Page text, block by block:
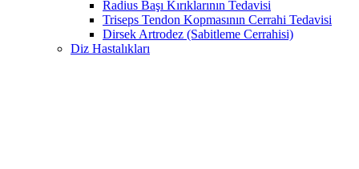
Radius Başı Kırıklarının Tedavisi
Triseps Tendon Kopmasının Cerrahi Tedavisi
Dirsek Artrodez (Sabitleme Cerrahisi)
Diz Hastalıkları